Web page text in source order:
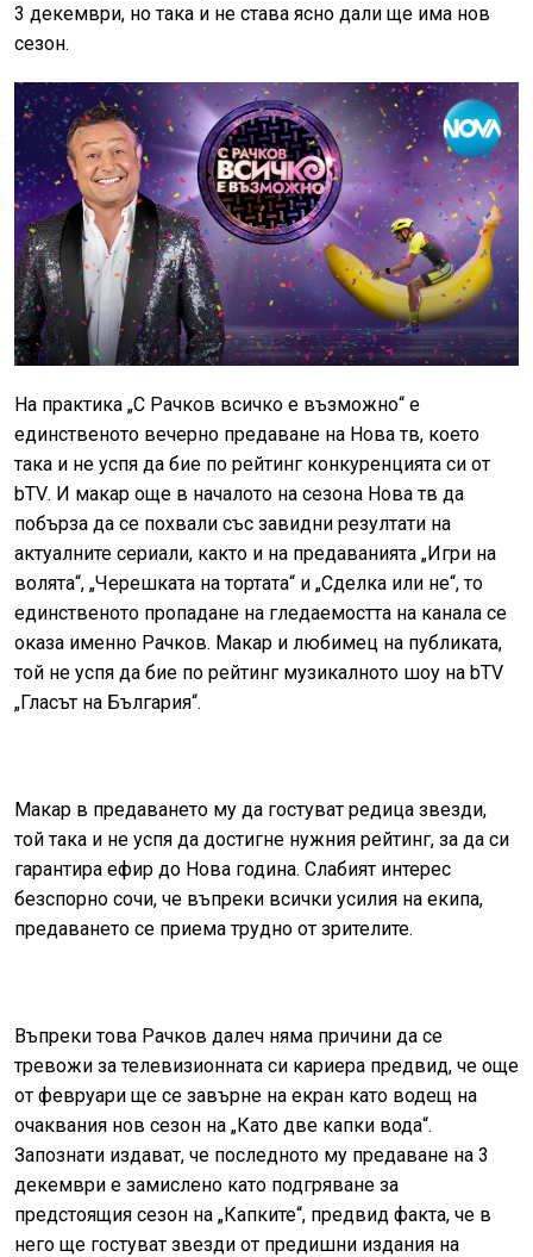
3 декември, но така и не става ясно дали ще има нов
сезон.
На практика „С Рачков всичко е възможно“ е
единственото вечерно предаване на Нова тв, което
така и не успя да бие по рейтинг конкуренцията си от
bTV. И макар още в началото на сезона Нова тв да
побърза да се похвали със завидни резултати на
актуалните сериали, както и на предаванията „Игри на
волята“, „Черешката на тортата“ и „Сделка или не“, то
единственото пропадане на гледаемостта на канала се
оказа именно Рачков. Макар и любимец на публиката,
той не успя да бие по рейтинг музикалното шоу на bTV
„Гласът на България“.
Макар в предаването му да гостуват редица звезди,
той така и не успя да достигне нужния рейтинг, за да си
гарантира ефир до Нова година. Слабият интерес
безспорно сочи, че въпреки всички усилия на екипа,
предаването се приема трудно от зрителите.
Въпреки това Рачков далеч няма причини да се
тревожи за телевизионната си кариера предвид, че още
от февруари ще се завърне на екран като водещ на
очаквания нов сезон на „Като две капки вода“.
Запознати издават, че последното му предаване на 3
декември е замислено като подгряване за
предстоящия сезон на „Капките“, предвид факта, че в
него ще гостуват звезди от предишни издания на